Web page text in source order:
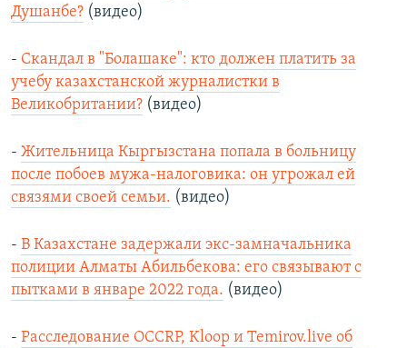
Душанбе? (видео)
- Скандал в "Болашаке": кто должен платить за
учебу казахстанской журналистки в
Великобритании? (видео)
- Жительница Кыргызстана попала в больницу
после побоев мужа-налоговика: он угрожал ей
связями своей семьи. (видео)
- В Казахстане задержали экс-замначальника
полиции Алматы Абильбекова: его связывают с
пытками в январе 2022 года. (видео)
- Расследование OCCRP, Kloop и Temirov.live об